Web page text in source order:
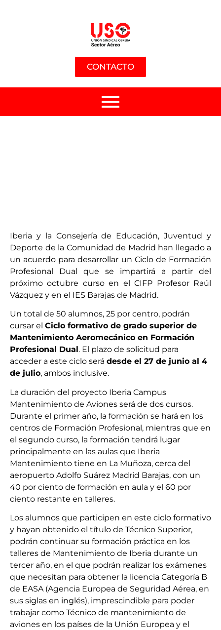
CONTACTO
Iberia y la Consejería de Educación, Juventud y
Deporte de la Comunidad de Madrid han llegado a
un acuerdo para desarrollar un Ciclo de Formación
Profesional Dual que se impartirá a partir del
próximo octubre curso en el CIFP Profesor Raúl
Vázquez y en el IES Barajas de Madrid.
Un total de 50 alumnos, 25 por centro, podrán
cursar el Ciclo formativo de grado superior de
Mantenimiento Aeromecánico en Formación
Profesional Dual. El plazo de solicitud para
acceder a este ciclo será desde el 27 de junio al 4
de julio, ambos inclusive.
La duración del proyecto Iberia Campus
Mantenimiento de Aviones será de dos cursos.
Durante el primer año, la formación se hará en los
centros de Formación Profesional, mientras que en
el segundo curso, la formación tendrá lugar
principalmente en las aulas que Iberia
Mantenimiento tiene en La Muñoza, cerca del
aeropuerto Adolfo Suárez Madrid Barajas, con un
40 por ciento de formación en aula y el 60 por
ciento restante en talleres.
Los alumnos que participen en este ciclo formativo
y hayan obtenido el título de Técnico Superior,
podrán continuar su formación práctica en los
talleres de Mantenimiento de Iberia durante un
tercer año, en el que podrán realizar los exámenes
que necesitan para obtener la licencia Categoría B
de EASA (Agencia Europea de Seguridad Aérea, en
sus siglas en inglés), imprescindible para poder
trabajar como Técnico de mantenimiento de
aviones en los países de la Unión Europea y el